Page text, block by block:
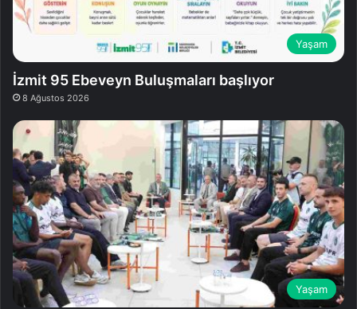
Yaşam
İzmit 95 Ebeveyn Buluşmaları başlıyor
8 Ağustos 2026
Yaşam